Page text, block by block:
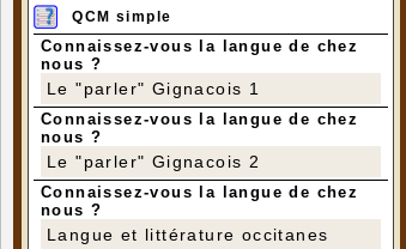
QCM simple
Connaissez-vous la langue de chez
nous ?
Le "parler" Gignacois 1
Connaissez-vous la langue de chez
nous ?
Le "parler" Gignacois 2
Connaissez-vous la langue de chez
nous ?
Langue et littérature occitanes